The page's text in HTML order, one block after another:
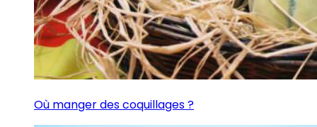
Où manger des coquillages ?